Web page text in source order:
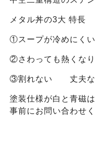
メタル丼の3大 特長
①スープが冷めにく
②さわっても熱くな
③割れない 丈夫な
塗装仕様が白と青磁
事前にお問い合わせく